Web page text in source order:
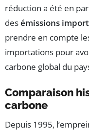
réduction a été en
desémissions
prendre en compte
importations pour
carbone global du
Comparaison
carbone
Depuis 1995,